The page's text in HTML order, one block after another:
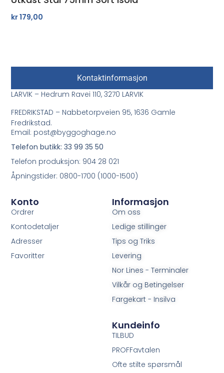
kr179,00
Informasjon
Om oss
Ledige stillinger
Tips og Triks
Levering
Nor Lines - Terminaler
Vilkår og Betingelser
Fargekart - Insilva
Konto
Ordrer
Kontodetaljer
Adresser
Favoritter
Kundeinfo
TILBUD
PROFFavtalen
Ofte stilte spørsmål
Kontaktinformasjon
LARVIK – Hedrum Ravei 110, 3270 LARVIK
FREDRIKSTAD – Nabbetorpveien 95, 1636 Gamle
Fredrikstad.
Email: post@byggoghage.no
Telefon butikk: 33 99 35 50
Telefon produksjon: 904 28 021
Åpningstider: 0800-1700 (1000-1500)